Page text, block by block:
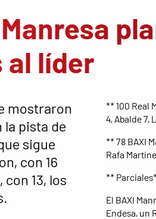
Manresa
al líder
mostraron
pista de
sigue
con 16
con 13, los
** 100 Real
4, Abalde 7,
** 78 BAXI
Rafa
**
El BAXI
Endesa, un